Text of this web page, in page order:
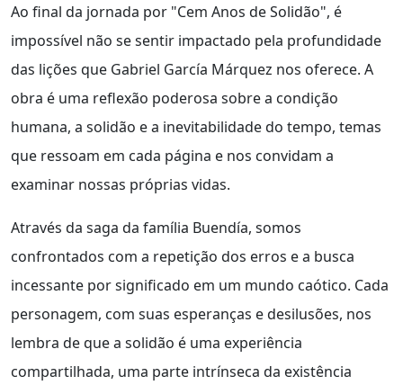
Ao final da jornada por "Cem Anos de Solidão", é
impossível não se sentir impactado pela profundidade
das lições que Gabriel García Márquez nos oferece. A
obra é uma reflexão poderosa sobre a condição
humana, a solidão e a inevitabilidade do tempo, temas
que ressoam em cada página e nos convidam a
examinar nossas próprias vidas.
Através da saga da família Buendía, somos
confrontados com a repetição dos erros e a busca
incessante por significado em um mundo caótico. Cada
personagem, com suas esperanças e desilusões, nos
lembra de que a solidão é uma experiência
compartilhada, uma parte intrínseca da existência